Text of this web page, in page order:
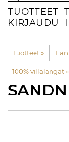
TUOTTEET
KIRJAUDU
Tuotteet‪»
100% villalangat‪»